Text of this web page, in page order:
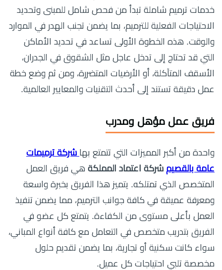
خدمات ترميم شاملة تبدأ من فحص شامل للمبنى وتحديد
الاحتياجات الفعلية للترميم، بما يضمن تجنب الهدر في الموارد
والوقت. هذه الخطوة الأولى تساعد في تحديد الأماكن
التي قد تحتاج إلى تدخل عاجل مثل الشقوق في الجدران،
الأسقف المتآكلة، أو الأرضيات المتضررة، ومن ثم وضع خطة
عمل دقيقة تستند إلى أحدث التقنيات والمعايير العالمية.
فريق عمل مؤهل ومدرب
واحدة من أكبر المميزات التي تتمتع بها شركة ترميمات
عامة بالقصيم شركة اعتماد المملكة هي فريق العمل
المتخصص الذي تمتلكه. يتميز هذا الفريق بخبرة واسعة
ومعرفة عميقة في كافة جوانب الترميم، مما يضمن تنفيذ
العمل بأعلى مستوى من الكفاءة. يتمتع كل عضو في
الفريق بتدريب متخصص في التعامل مع كافة أنواع المباني،
سواء كانت سكنية أو تجارية، بما يضمن تقديم حلول
مخصصة تلبي احتياجات كل عميل.